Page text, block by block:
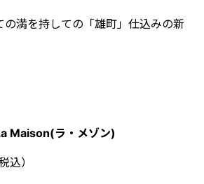
の満を持しての「雄町」仕込みの新
Maison(ラ・メゾン)
）